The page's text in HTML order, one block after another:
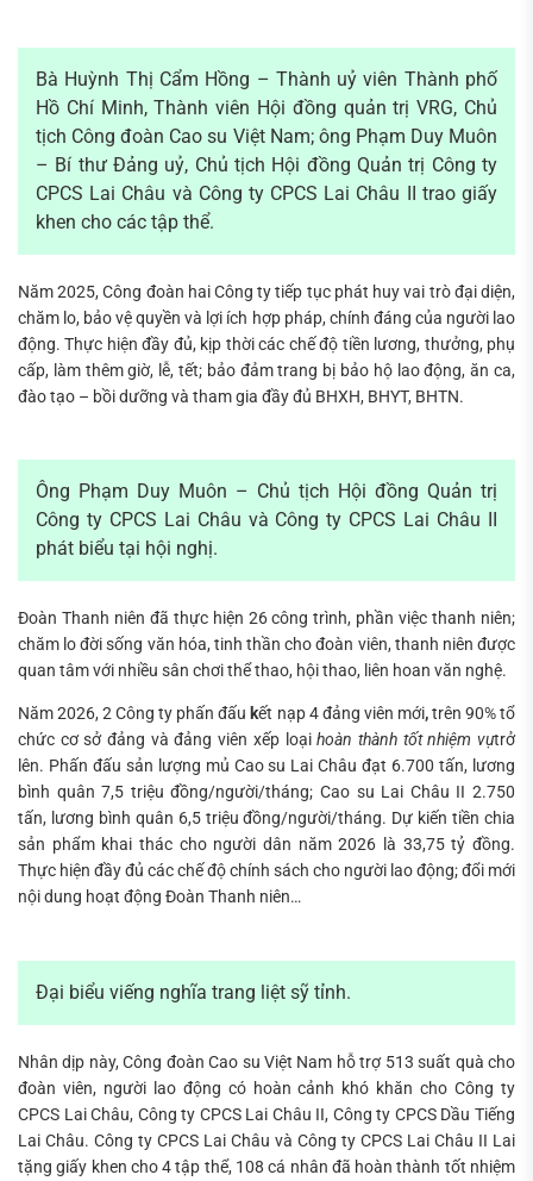
Bà Huỳnh Thị Cẩm Hồng – Thành uỷ viên Thành phố
Hồ Chí Minh, Thành viên Hội đồng quản trị VRG, Chủ
tịch Công đoàn Cao su Việt Nam; ông Phạm Duy Muôn
– Bí thư Đảng uỷ, Chủ tịch Hội đồng Quản trị Công ty
CPCS Lai Châu và Công ty CPCS Lai Châu II trao giấy
khen cho các tập thể.
Năm 2025, Công đoàn hai Công ty tiếp tục phát huy vai trò đại diện,
chăm lo, bảo vệ quyền và lợi ích hợp pháp, chính đáng của người lao
động. Thực hiện đầy đủ, kịp thời các chế độ tiền lương, thưởng, phụ
cấp, làm thêm giờ, lễ, tết; bảo đảm trang bị bảo hộ lao động, ăn ca,
đào tạo – bồi dưỡng và tham gia đầy đủ BHXH, BHYT, BHTN.
Ông Phạm Duy Muôn – Chủ tịch Hội đồng Quản trị
Công ty CPCS Lai Châu và Công ty CPCS Lai Châu II
phát biểu tại hội nghị.
Đoàn Thanh niên đã thực hiện 26 công trình, phần việc thanh niên;
chăm lo đời sống văn hóa, tinh thần cho đoàn viên, thanh niên được
quan tâm với nhiều sân chơi thể thao, hội thao, liên hoan văn nghệ.
Năm 2026, 2 Công ty phấn đấu kết nạp 4 đảng viên mới,trên 90% tổ
chức cơ sở đảng và đảng viên xếp loạihoàn thành tốt nhiệm vụtrở
lên. Phấn đấu sản lượng mủ Cao su Lai Châu đạt 6.700 tấn, lương
bình quân 7,5 triệu đồng/người/tháng; Cao su Lai Châu II 2.750
tấn, lương bình quân 6,5 triệu đồng/người/tháng. Dự kiến tiền chia
sản phẩm khai thác cho người dân năm 2026 là 33,75 tỷ đồng.
Thực hiện đầy đủ các chế độ chính sách cho người lao động; đổi mới
nội dung hoạt động Đoàn Thanh niên…
Đại biểu viếng nghĩa trang liệt sỹ tỉnh.
Nhân dịp này, Công đoàn Cao su Việt Nam hỗ trợ 513 suất quà cho
đoàn viên, người lao động có hoàn cảnh khó khăn cho Công ty
CPCS Lai Châu, Công ty CPCS Lai Châu II, Công ty CPCS Dầu Tiếng
Lai Châu. Công ty CPCS Lai Châu và Công ty CPCS Lai Châu II Lai
tặng giấy khen cho 4 tập thể, 108 cá nhân đã hoàn thành tốt nhiệm